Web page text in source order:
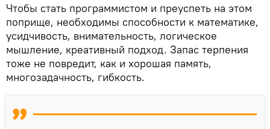
Чтобы стать программистом и преуспеть на этом
поприще, необходимы способности к математике,
усидчивость, внимательность, логическое
мышление, креативный подход. Запас терпения
тоже не повредит, как и хорошая память,
многозадачность, гибкость.